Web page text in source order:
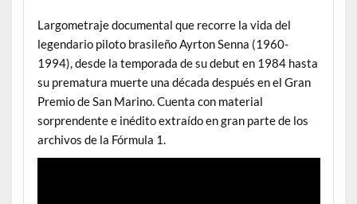
Largometraje documental que recorre la vida del
legendario piloto brasileño Ayrton Senna (1960-
1994), desde la temporada de su debut en 1984 hasta
su prematura muerte una década después en el Gran
Premio de San Marino. Cuenta con material
sorprendente e inédito extraído en gran parte de los
archivos de la Fórmula 1.